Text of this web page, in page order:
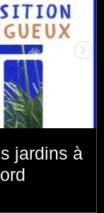
jardins à